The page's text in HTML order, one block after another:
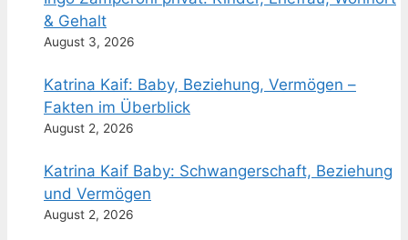
& Gehalt
August 3, 2026
Katrina Kaif: Baby, Beziehung, Vermögen –
Fakten im Überblick
August 2, 2026
Katrina Kaif Baby: Schwangerschaft, Beziehung
und Vermögen
August 2, 2026